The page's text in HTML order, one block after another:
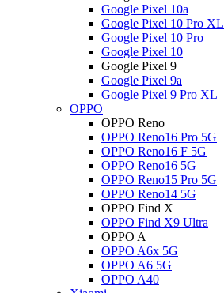
Google Pixel 10a
Google Pixel 10 Pro XL
Google Pixel 10 Pro
Google Pixel 10
Google Pixel 9
Google Pixel 9a
Google Pixel 9 Pro XL
OPPO
OPPO Reno
OPPO Reno16 Pro 5G
OPPO Reno16 F 5G
OPPO Reno16 5G
OPPO Reno15 Pro 5G
OPPO Reno14 5G
OPPO Find X
OPPO Find X9 Ultra
OPPO A
OPPO A6x 5G
OPPO A6 5G
OPPO A40